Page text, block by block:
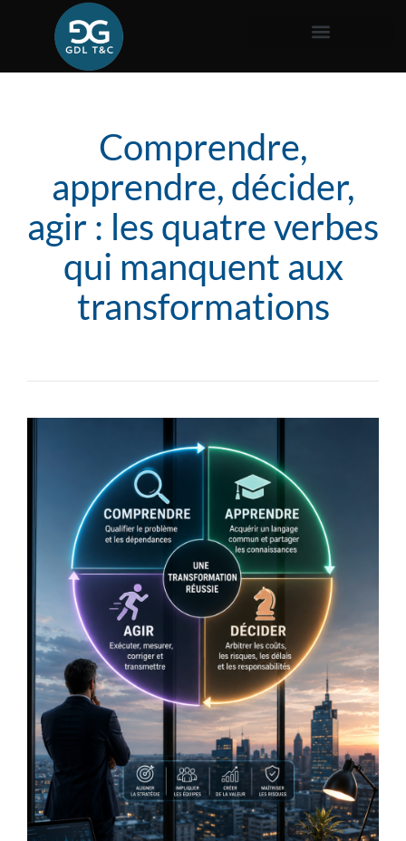
Comprendre,
apprendre, décider,
agir : les quatre verbes
qui manquent aux
transformations